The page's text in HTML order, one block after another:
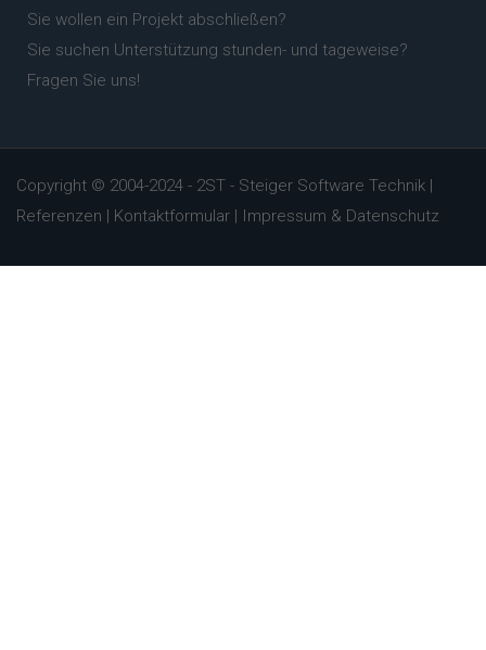
Sie wollen ein Projekt abschließen?
Sie suchen Unterstützung stunden- und tageweise?
Fragen Sie uns!
Copyright © 2004-2024 - 2ST - Steiger Software Technik |
Referenzen | Kontaktformular | Impressum & Datenschutz